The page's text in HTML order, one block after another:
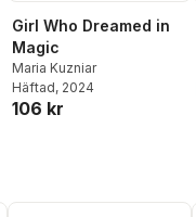
Girl Who Dreamed in
Magic
Maria Kuzniar
Häftad, 2024
106 kr